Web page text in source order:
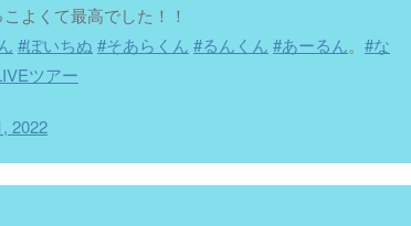
よくて最高でした！！
#ぽいちぬ #そあらくん #るんくん #あーるん。 #な
ツアー
2022